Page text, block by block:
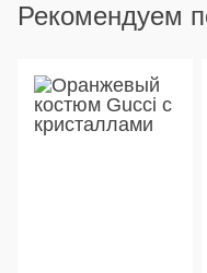
Рекомендуем